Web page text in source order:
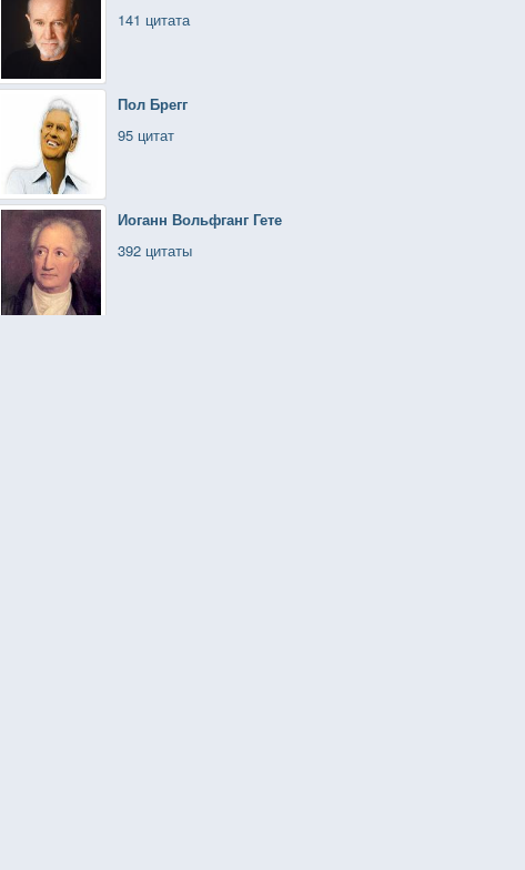
141 цитата
Пол Брегг
95 цитат
Иоганн Вольфганг Гете
392 цитаты